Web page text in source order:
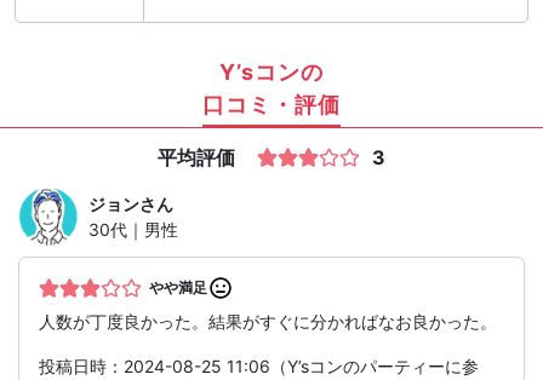
Y’sコンの
口コミ・評価
平均評価 3
ジョンさん
30代｜男性
やや満足
人数が丁度良かった。結果がすぐに分かればなお良かった。
投稿日時：2024-08-25 11:06（Y’sコンのパーティーに参